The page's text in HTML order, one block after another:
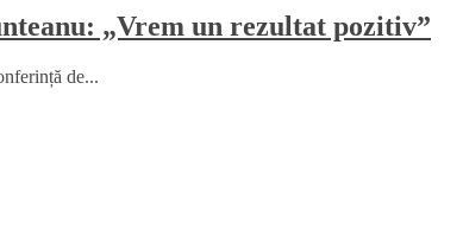
„Vrem un rezultat pozitiv”
de...